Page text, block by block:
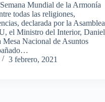
Mundial de la Armonía
todas las religiones,
declarada por la Asamblea
el Ministro del Interior, Daniel
Mesa Nacional de Asuntos
3 febrero, 2021